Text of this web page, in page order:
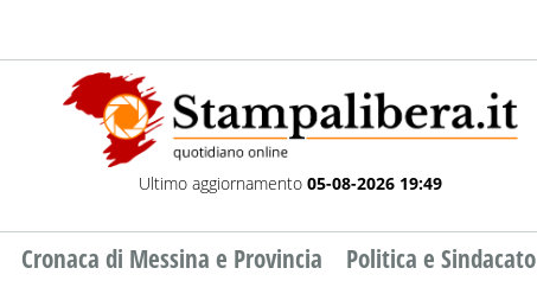
Ultimo aggiornamento 05-08-2026 19:49
Cronaca di Messina e Provincia Politica e Sindacato